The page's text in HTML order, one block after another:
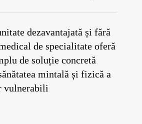
dezavantajată și fără
de specialitate oferă
de soluție concretă
mintală și fizică a
vulnerabili